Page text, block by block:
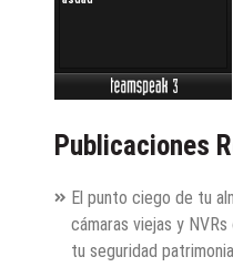
Publicaciones
El punto ciego de tu
cámaras viejas y
tu seguridad